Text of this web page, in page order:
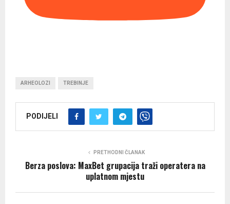
ARHEOLOZI TREBINJE
PODIJELI
PRETHODNI ČLANAK
Berza poslova: MaxBet grupacija traži operatera na
uplatnom mjestu